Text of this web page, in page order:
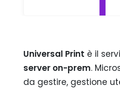
Universal Print è il
server on-prem.
da gestire, gestione